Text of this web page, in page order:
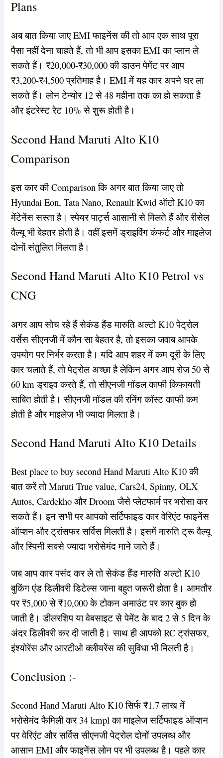
Plans
अब बात किया जाए EMI फाइनेंस की तो आप एक साथ पूरा
पैसा नहीं देना चाहते हैं, तो भी आप इसका EMI का प्लान ले
सकते हैं। ₹20,000-₹30,000 की डाउन पेमेंट पर आप
₹3,200-₹4,500 प्रतिमाह है। EMI में यह कार अपने घर ला
सकते हैं। लोन टेन्योर 12 से 48 महीना तक का हो सकता है
और इंटरेस्ट रेट 10% से शुरू होती है।
Second Hand Maruti Alto K10
Comparison
इस कार की Comparison कि अगर बात किया जाए तो
Hyundai Eon, Tata Nano, Renault Kwid ऑटो K10 का
मेंटेनेंस सस्ता है। स्पेयर पार्ट्स आसानी से मिलते हैं और रीसेल
वैल्यू भी बेहतर होती है। वहीं इसमें ड्राइविंग कंफर्ट और माइलेज
दोनों संतुलित मिलता है।
Second Hand Maruti Alto K10 Petrol vs
CNG
अगर आप सोच रहे हैं सेकंड हैंड मारुति अल्टो K10 पेट्रोल
वर्सेस सीएनजी में कौन सा बेहतर है, तो इसका जवाब आपके
उपयोग पर निर्भर करता है। यदि आप शहर में कम दूरी के लिए
कार चलाते हैं, तो पेट्रोल अच्छा है लेकिन अगर आप रोज 50 से
60 km ड्राइव करते हैं, तो सीएनजी मॉडल काफी किफायती
साबित होती है। सीएनजी मॉडल की रनिंग कॉस्ट काफी कम
होती है और माइलेज भी ज्यादा मिलता है।
Second Hand Maruti Alto K10 Details
Best place to buy second Hand Maruti Alto K10 की
बात करें तो Maruti True value, Cars24, Spinny, OLX
Autos, Cardekho और Droom जैसे प्लेटफार्म पर भरोसा कर
सकते हैं। इन सभी पर आपको सर्टिफाइड कार वेरिएंट फाइनेंस
ऑप्शन और ट्रांसफर सर्विस मिलती है। इसमें मारुति ट्रू वैल्यू
और स्पिनी सबसे ज्यादा भरोसेमंद माने जाते हैं।
जब आप कार पसंद कर ले तो सेकंड हैंड मारुति अल्टो K10
बुकिंग एंड डिलीवरी डिटेल्स जाना बहुत जरूरी होता है। आमतौर
पर ₹5,000 से ₹10,000 के टोकन अमाउंट पर कार बुक हो
जाती है। डीलरशिप या वेबसाइट से पेमेंट के बाद 2 से 5 दिन के
अंदर डिलीवरी कर दी जाती है। साथ ही आपको RC ट्रांसफर,
इंश्योरेंस और आरटीओ क्लीयरेंस की सुविधा भी मिलती है।
Conclusion :-
Second Hand Maruti Alto K10 सिर्फ ₹1.7 लाख में
भरोसेमंद फैमिली कर 34 kmpl का माइलेज सर्टिफाइड ऑप्शन
पर वेरिएंट और सर्विस सीएनजी पेट्रोल दोनों उपलब्ध और
आसान EMI और फाइनेंस लोन पर भी उपलब्ध है। पहले कार